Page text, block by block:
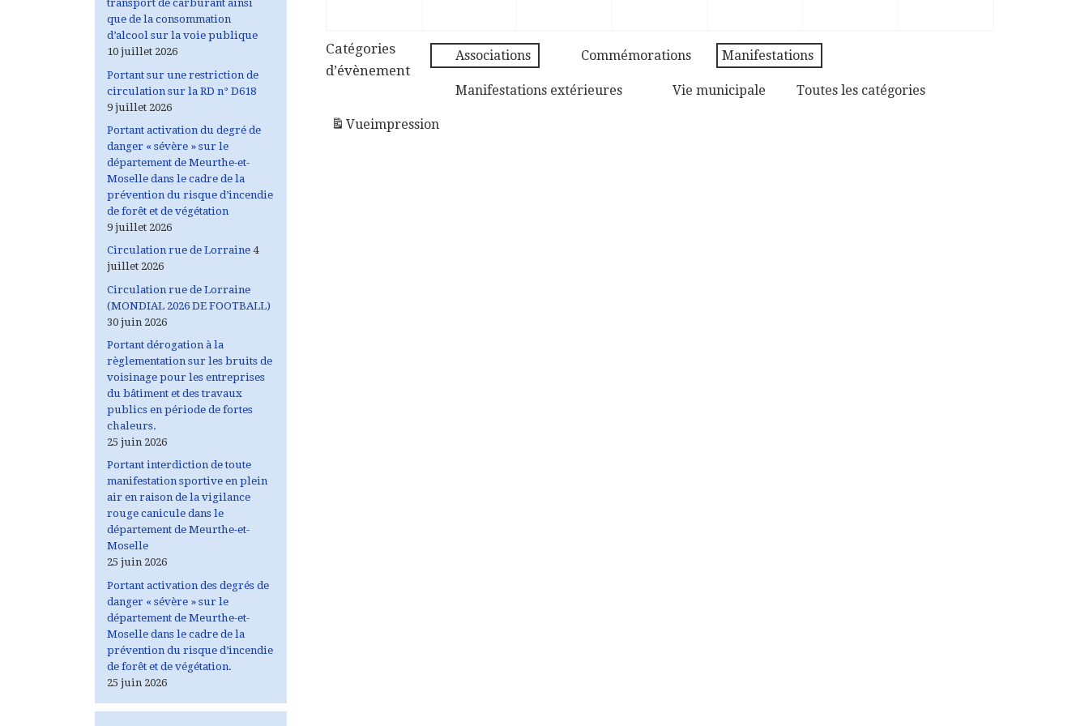
Catégories
d’évènement
Associations Commémorations Manifestations
Manifestations extérieures Vie municipale Toutes les catégories
Vueimpression
transport de carburant ainsi
que de la consommation
d’alcool sur la voie publique
10 juillet 2026
Portant sur une restriction de
circulation sur la RD n° D618
9 juillet 2026
Portant activation du degré de
danger « sévère » sur le
département de Meurthe-et-
Moselle dans le cadre de la
prévention du risque d’incendie
de forêt et de végétation
9 juillet 2026
Circulation rue de Lorraine 4
juillet 2026
Circulation rue de Lorraine
(MONDIAL 2026 DE FOOTBALL)
30 juin 2026
Portant dérogation à la
règlementation sur les bruits de
voisinage pour les entreprises
du bâtiment et des travaux
publics en période de fortes
chaleurs.
25 juin 2026
Portant interdiction de toute
manifestation sportive en plein
air en raison de la vigilance
rouge canicule dans le
département de Meurthe-et-
Moselle
25 juin 2026
Portant activation des degrés de
danger « sévère » sur le
département de Meurthe-et-
Moselle dans le cadre de la
prévention du risque d’incendie
de forêt et de végétation.
25 juin 2026